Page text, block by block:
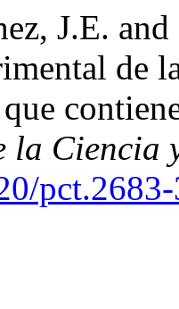
J.E.
de
la Ciencia